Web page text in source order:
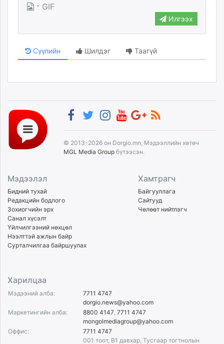
· GIF
Илгээх
Сүүлийн Шилдэг Таагүй
© 2013-2026 он Dorgio.mn, Мэдээллийн хөтөч
MGL Media Group бүтээсэн.
Мэдээлэл
Бидний тухай
Редакцийн бодлого
Зохиогчийн эрх
Санал хүсэлт
Үйлчилгээний нөхцөл
Нээлттэй ажлын байр
Сурталчилгаа байршуулах
Хамтрагч
Байгууллага
Сайтууд
Чөлөөт нийтлэгч
Харилцаа
Мэдээний алба:
7711 4747
dorgio.news@yahoo.com
Маркетингийн алба:
8800 4147 7711 4747
mongolmediagroup@yahoo.com
Оффис:
7711 4747
001 тоот, B1 давхар, Тусгаар тогтнолын